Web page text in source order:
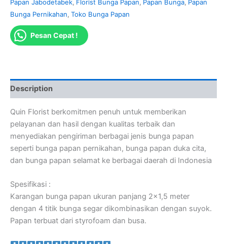
Papan Jabodetabek, Florist Bunga Papan, Papan Bunga, Papan
Bunga Pernikahan, Toko Bunga Papan
Pesan Cepat !
Description
Quin Florist berkomitmen penuh untuk memberikan
pelayanan dan hasil dengan kualitas terbaik dan
menyediakan pengiriman berbagai jenis bunga papan
seperti bunga papan pernikahan, bunga papan duka cita,
dan bunga papan selamat ke berbagai daerah di Indonesia
Spesifikasi :
Karangan bunga papan ukuran panjang 2×1,5 meter
dengan 4 titik bunga segar dikombinasikan dengan suyok.
Papan terbuat dari styrofoam dan busa.